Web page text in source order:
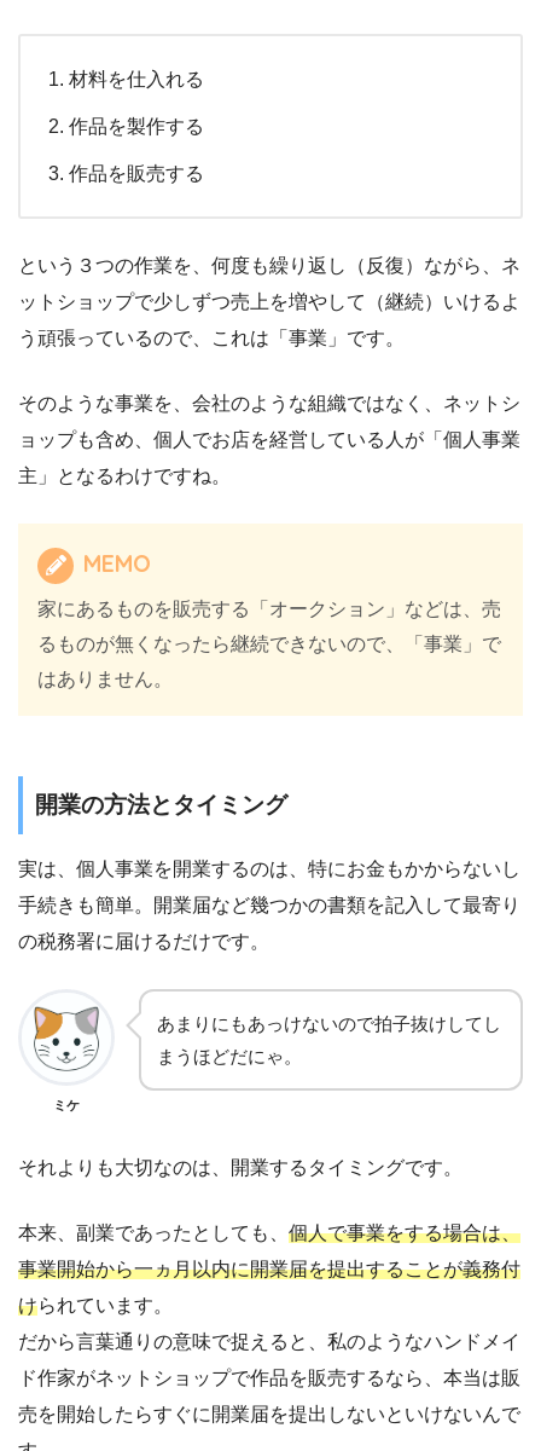
材料を仕入れる
作品を製作する
作品を販売する
という３つの作業を、何度も繰り返し（反復）ながら、ネ
ットショップで少しずつ売上を増やして（継続）いけるよ
う頑張っているので、これは「事業」です。
そのような事業を、会社のような組織ではなく、ネットシ
ョップも含め、個人でお店を経営している人が「個人事業
主」となるわけですね。
MEMO
家にあるものを販売する「オークション」などは、売
るものが無くなったら継続できないので、「事業」で
はありません。
開業の方法とタイミング
実は、個人事業を開業するのは、特にお金もかからないし
手続きも簡単。開業届など幾つかの書類を記入して最寄り
の税務署に届けるだけです。
ミケ
あまりにもあっけないので拍子抜けしてし
まうほどだにゃ。
それよりも大切なのは、開業するタイミングです。
本来、副業であったとしても、 個人で事業をする場合は、
事業開始から一ヵ月以内に開業届を提出することが義務付
けられています。
だから言葉通りの意味で捉えると、私のようなハンドメイ
ド作家がネットショップで作品を販売するなら、本当は販
売を開始したらすぐに開業届を提出しないといけないんで